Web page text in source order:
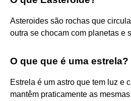
Asteroides são rochas que
outra se chocam com planetas e
O que que é uma estrela?
Estrela é um astro que tem luz e
mantêm praticamente as